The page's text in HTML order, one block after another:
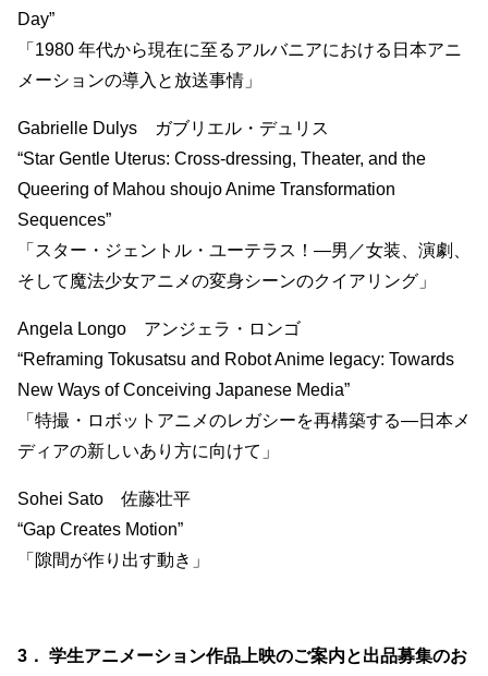
Day”
「1980 年代から現在に至るアルバニアにおける日本アニ
メーションの導入と放送事情」
Gabrielle Dulys ガブリエル・デュリス
“Star Gentle Uterus: Cross-dressing, Theater, and the
Queering of Mahou shoujo Anime Transformation
Sequences”
「スター・ジェントル・ユーテラス！—男／女装、演劇、
そして魔法少女アニメの変身シーンのクイアリング」
Angela Longo アンジェラ・ロンゴ
“Reframing Tokusatsu and Robot Anime legacy: Towards
New Ways of Conceiving Japanese Media”
「特撮・ロボットアニメのレガシーを再構築する―日本メ
ディアの新しいあり方に向けて」
Sohei Sato 佐藤壮平
“Gap Creates Motion”
「隙間が作り出す動き」
3． 学生アニメーション作品上映のご案内と出品募集のお